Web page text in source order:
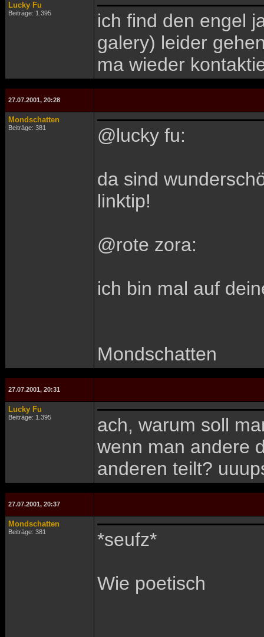
Lucky Fu
Beiträge: 1.395
ich find den engel
galery) leider
ma wieder
27.07.2001, 20:28
Mondschatten
Beiträge: 381 @lucky fu:
da sind
linktip!
@rote zora:
ich bin mal auf
Mondschatten
27.07.2001, 20:31
Lucky Fu
Beiträge: 1.395
ach, warum soll
wenn man andere
anderen teilt?
27.07.2001, 20:37
Mondschatten
Beiträge: 381 *seufz*
Wie poetisch